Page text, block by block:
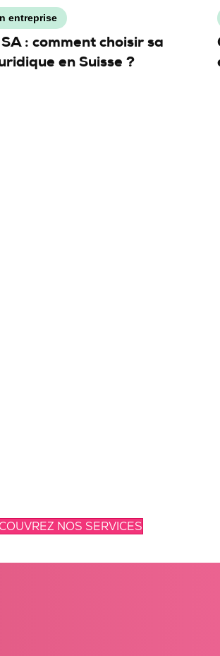
entreprise
: comment choisir sa
en Suisse ?
NOS SERVICES